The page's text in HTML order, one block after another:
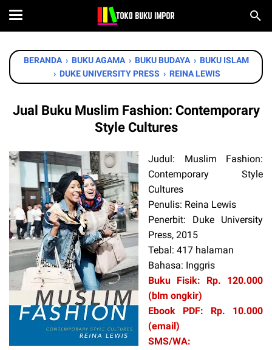
BERANDA › BUKU AGAMA › BUKU BUDAYA › BUKU ISLAM
› DUKE UNIVERSITY PRESS › REINA LEWIS
Jual Buku Muslim Fashion: Contemporary
Style Cultures
Judul: Muslim Fashion:
Contemporary Style
Cultures
Penulis: Reina Lewis
Penerbit: Duke University
Press, 2015
Tebal: 417 halaman
Bahasa: Inggris
Buku Fisik: Rp. 120.000
(blm ongkir)
Ebook PDF: Rp. 10.000
(email)
SMS/WA: